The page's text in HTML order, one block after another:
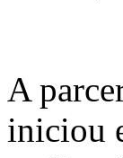
A
iniciou